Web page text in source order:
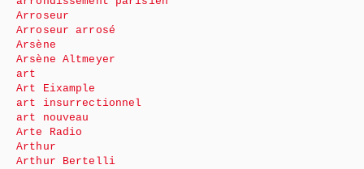
Arroseur
Arroseur arrosé
Arsène
Arsène Altmeyer
art
Art Eixample
art insurrectionnel
art nouveau
Arte Radio
Arthur
Arthur Bertelli